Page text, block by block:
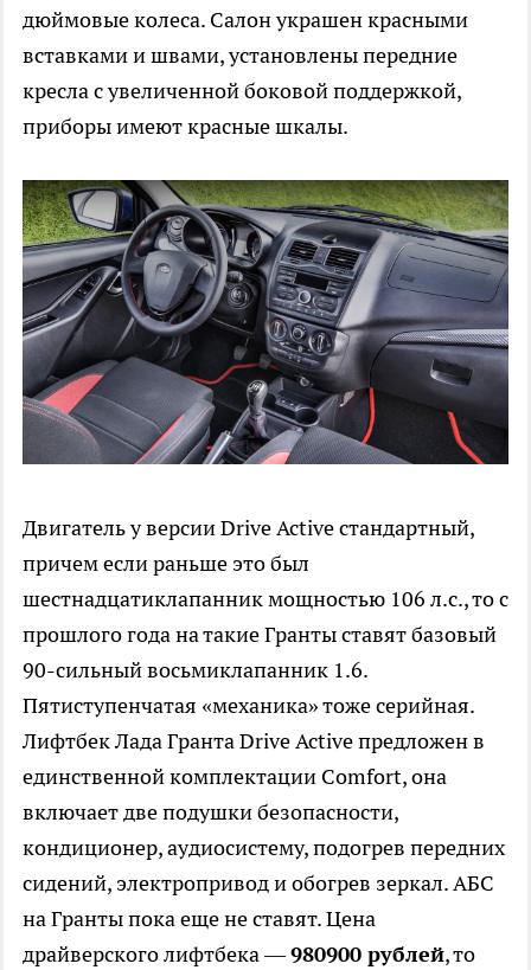
дюймовые колеса. Салон украшен красными
вставками и швами, установлены передние
кресла с увеличенной боковой поддержкой,
приборы имеют красные шкалы.
Двигатель у версии Drive Active стандартный,
причем если раньше это был
шестнадцатиклапанник мощностью 106 л.с., то с
прошлого года на такие Гранты ставят базовый
90-сильный восьмиклапанник 1.6.
Пятиступенчатая «механика» тоже серийная.
Лифтбек Лада Гранта Drive Active предложен в
единственной комплектации Comfort, она
включает две подушки безопасности,
кондиционер, аудиосистему, подогрев передних
сидений, электропривод и обогрев зеркал. АБС
на Гранты пока еще не ставят. Цена
драйверского лифтбека —980900 рублей, то